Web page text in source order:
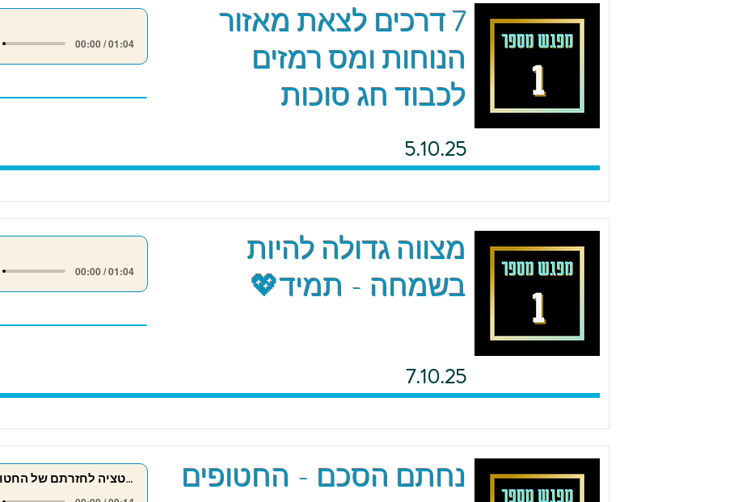
00:00 / 01:04
7 דרכים לצאת מאזור
הנוחות ומס רמזים
לכבוד חג סוכות
5.10.25
00:00 / 01:04
מצווה גדולה להיות
בשמחה - תמיד💖
7.10.25
מדיטציה לחזרתם של החטופים
נחתם הסכם - החטופים